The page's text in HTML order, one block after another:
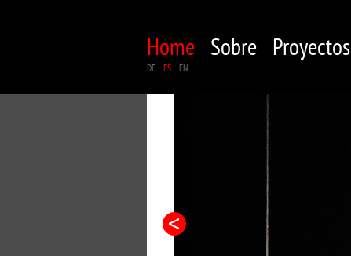
Home Sobre Proyectos
DE ES EN